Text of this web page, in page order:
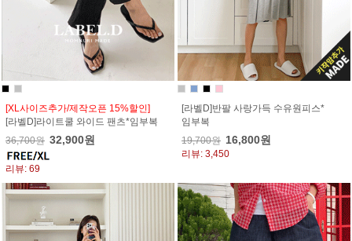
[XL사이즈추가/제작오픈 15%할인]
[라벨D]라이트쿨 와이드 팬츠*임부복
36,700원 32,900원
리뷰: 69
[라벨D]반팔 사랑가득 수유원피스*
임부복
19,700원 16,800원
리뷰: 3,450